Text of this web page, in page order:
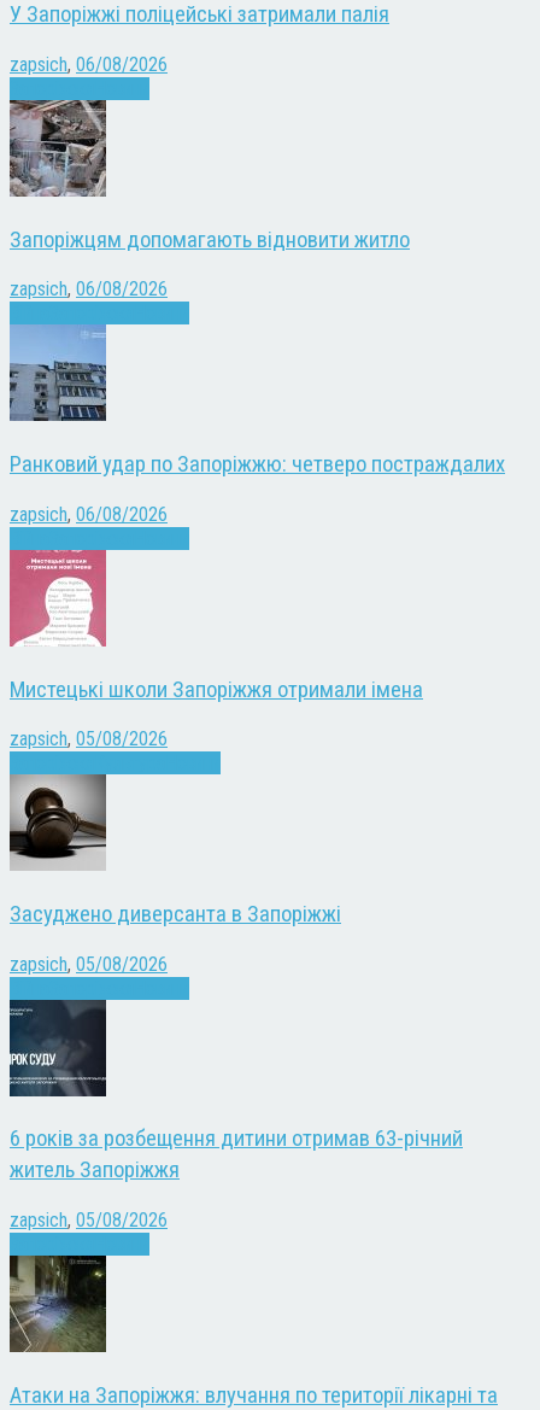
У Запоріжжі поліцейські затримали палія
zapsich, 06/08/2026
Запоріжцям допомагають відновити житло
zapsich, 06/08/2026
Ранковий удар по Запоріжжю: четверо постраждалих
zapsich, 06/08/2026
Мистецькі школи Запоріжжя отримали імена
zapsich, 05/08/2026
Засуджено диверсанта в Запоріжжі
zapsich, 05/08/2026
6 років за розбещення дитини отримав 63-річний
житель Запоріжжя
zapsich, 05/08/2026
Атаки на Запоріжжя: влучання по території лікарні та